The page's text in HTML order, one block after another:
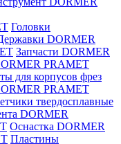
Головки
DORMER
Запчасти DORMER
PRAMET
для корпусов фрез
PRAMET
твердосплавные
DORMER
Оснастка DORMER
Пластины